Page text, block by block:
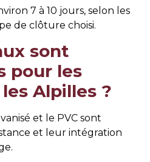
7 à 10 jours, selon les
de clôture choisi.
sont
pour les
Alpilles ?
et le PVC sont
et leur intégration